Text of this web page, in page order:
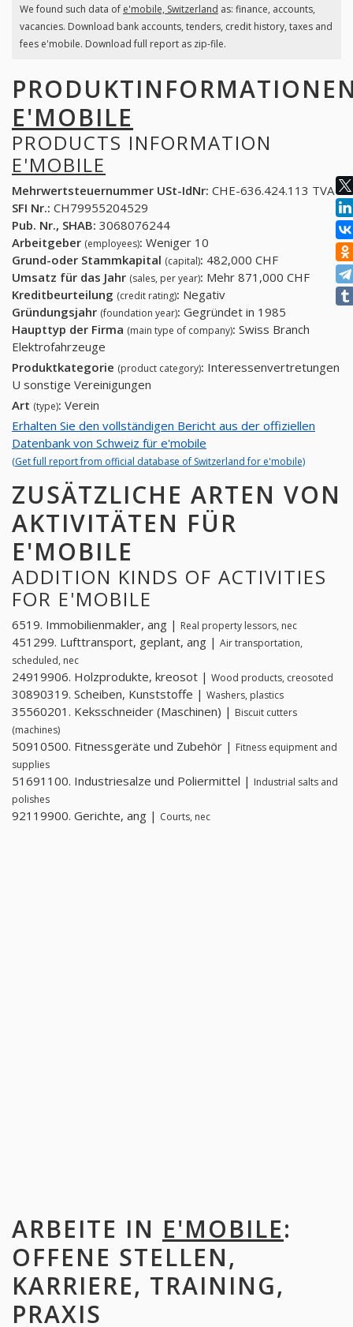
We found such data of e'mobile, Switzerland as: finance, accounts,
vacancies. Download bank accounts, tenders, credit history, taxes and
fees e'mobile. Download full report as zip-file.
E'MOBILE
PRODUCTS INFORMATION
E'MOBILE
Mehrwertsteuernummer USt-IdNr: CHE-636.424.113 TVA
SFI Nr.: CH79955204529
Pub. Nr., SHAB: 3068076244
Arbeitgeber (employees): Weniger 10
Grund-oder Stammkapital (capital): 482,000 CHF
Umsatz für das Jahr (sales, per year): Mehr 871,000 CHF
Kreditbeurteilung (credit rating): Negativ
Gründungsjahr (foundation year): Gegründet in 1985
Haupttyp der Firma (main type of company): Swiss Branch
Elektrofahrzeuge
Produktkategorie (product category): Interessenvertretungen
U sonstige Vereinigungen
Art (type): Verein
Erhalten Sie den vollständigen Bericht aus der offiziellen
Datenbank von Schweiz für e'mobile
(Get full report from official database of Switzerland for e'mobile)
ZUSÄTZLICHE ARTEN VON
AKTIVITÄTEN FÜR
E'MOBILE
ADDITION KINDS OF ACTIVITIES
FOR E'MOBILE
6519. Immobilienmakler, ang | Real property lessors, nec
451299. Lufttransport, geplant, ang | Air transportation,
scheduled, nec
24919906. Holzprodukte, kreosot | Wood products, creosoted
30890319. Scheiben, Kunststoffe | Washers, plastics
35560201. Keksschneider (Maschinen) | Biscuit cutters
(machines)
50910500. Fitnessgeräte und Zubehör | Fitness equipment and
supplies
51691100. Industriesalze und Poliermittel | Industrial salts and
polishes
92119900. Gerichte, ang | Courts, nec
ARBEITE IN E'MOBILE:
OFFENE STELLEN,
KARRIERE, TRAINING,
PRAXIS